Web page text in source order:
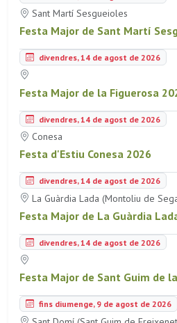
Sant Martí Sesgueioles
Festa Major de Sant Martí
divendres, 14 de agost de 2026
Festa Major de la Figuerosa
divendres, 14 de agost de 2026
Conesa
Festa d'Estiu Conesa 2026
divendres, 14 de agost de 2026
La Guàrdia Lada (Montoliu de
Festa Major de La Guàrdia
divendres, 14 de agost de 2026
Festa Major de Sant Guim de
fins diumenge, 9 de agost de 2026